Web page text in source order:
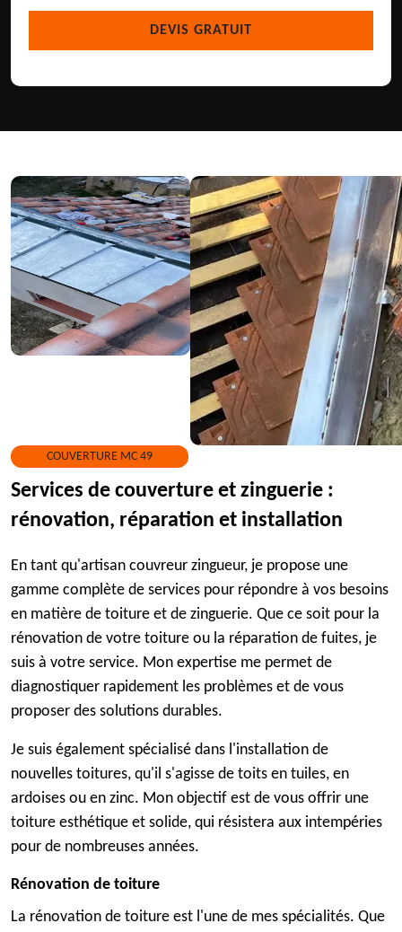
DEVIS GRATUIT
COUVERTURE MC 49
Services de couverture et zinguerie :
rénovation, réparation et installation
En tant qu'artisan couvreur zingueur, je propose une
gamme complète de services pour répondre à vos besoins
en matière de toiture et de zinguerie. Que ce soit pour la
rénovation de votre toiture ou la réparation de fuites, je
suis à votre service. Mon expertise me permet de
diagnostiquer rapidement les problèmes et de vous
proposer des solutions durables.
Je suis également spécialisé dans l'installation de
nouvelles toitures, qu'il s'agisse de toits en tuiles, en
ardoises ou en zinc. Mon objectif est de vous offrir une
toiture esthétique et solide, qui résistera aux intempéries
pour de nombreuses années.
Rénovation de toiture
La rénovation de toiture est l'une de mes spécialités. Que